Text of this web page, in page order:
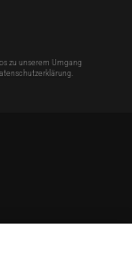
zu unserem Umgang